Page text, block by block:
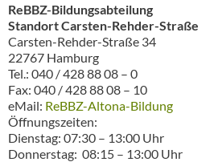
ReBBZ-Bildungsabteilung
Standort Carsten-Rehder-Straße
Carsten-Rehder-Straße 34
22767 Hamburg
Tel.: 040 / 428 88 08 – 0
Fax: 040 / 428 88 08 – 10
eMail: ReBBZ-Altona-Bildung
Öffnungszeiten:
Dienstag: 07:30 – 13:00 Uhr
Donnerstag: 08:15 – 13:00 Uhr